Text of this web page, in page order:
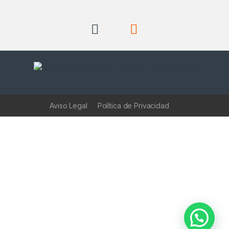
Aviso Legal Política de Privacidad